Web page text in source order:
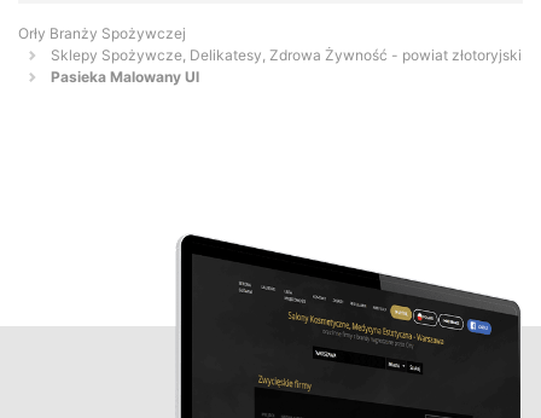
Orły Branży Spożywczej
Sklepy Spożywcze, Delikatesy, Zdrowa Żywność - powiat złotoryjski
Pasieka Malowany Ul